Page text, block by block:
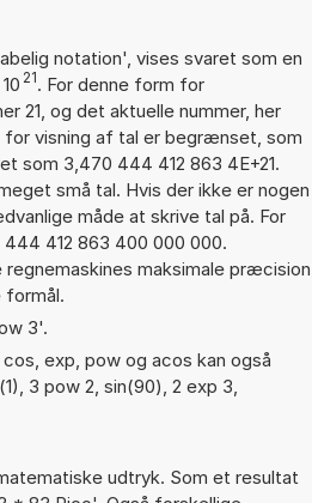
notation', vises svaret som en
10 21. For denne form for
21, og det aktuelle nummer, her
for visning af tal er begrænset, som
som 3,470 444 412 863 4E+21.
små tal. Hvis der ikke er nogen
måde at skrive tal på. For
412 863 400 000 000.
maksimale præcision
3'.
exp, pow og acos kan også
3 pow 2, sin(90), 2 exp 3,
udtryk. Som et resultat